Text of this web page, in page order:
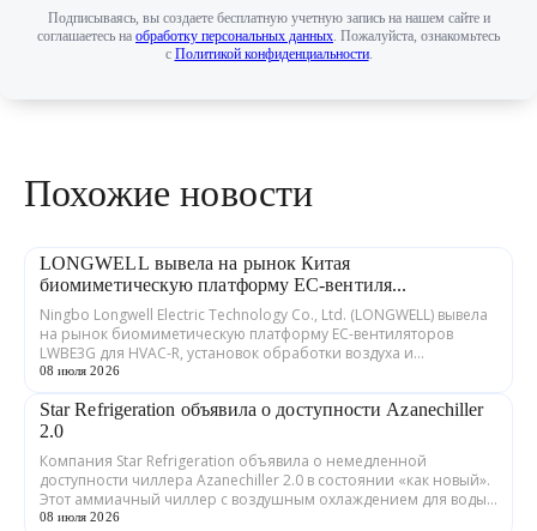
Подписываясь, вы создаете бесплатную учетную запись на нашем сайте и
соглашаетесь на обработку персональных данных . Пожалуйста, ознакомьтесь
с Политикой конфиденциальности.
Похожие новости
LONGWELL вывела на рынок Китая
биомиметическую платформу EC-вентиля...
Ningbo Longwell Electric Technology Co., Ltd. (LONGWELL) вывела
на рынок биомиметическую платформу EC-вентиляторов
LWBE3G для HVAC-R, установок обработки воздуха и
охлаждения дата-центров. Как сооб...
08 июля 2026
Star Refrigeration объявила о доступности Azanechiller
2.0
Компания Star Refrigeration объявила о немедленной
доступности чиллера Azanechiller 2.0 в состоянии «как новый».
Этот аммиачный чиллер с воздушным охлаждением для воды/
гликоля никогда не покидал за...
08 июля 2026